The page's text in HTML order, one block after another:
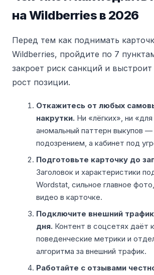
на Wildberries в 2026
Перед тем как поднимать
Wildberries, пройдите по 7
закроет риск санкций и
рост позиции.
Откажитесь от любых
накрутки. Ни «лёгких», ни
аномальный паттерн выкупов —
подозрением, а кабинет под
Подготовьте карточку до
Заголовок и характеристики
Wordstat, сильное главное
видео в карточке.
Подключите внешний
дня. Контент в соцсетях даёт
поведенческие метрики и
алгоритма за внешний трафик.
Работайте с отзывами